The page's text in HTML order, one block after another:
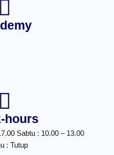
hours
Sabtu : 10.00 – 13.00
: Tutup